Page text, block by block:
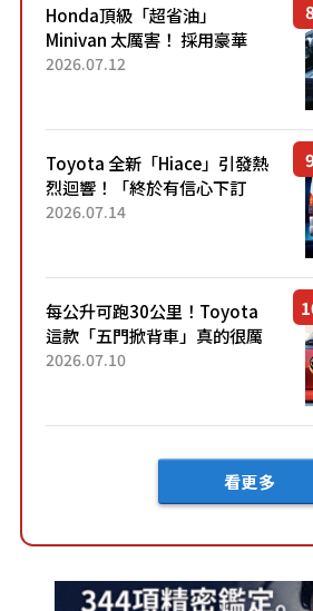
Honda頂級「超省油」
Minivan 太厲害！ 採用豪華
「真皮座椅」與專屬「黑色內
「三...
2026.07.12
Toyota 全新「Hiace」引發熱
烈迴響！「終於有信心下訂
了！」「哪個等級交車最
車？...
2026.07.14
每公升可跑30公里！Toyota
這款「五門掀背車」真的很厲
害！ 擁有全長4.3公尺的「剛剛
2026.07.10
看更多